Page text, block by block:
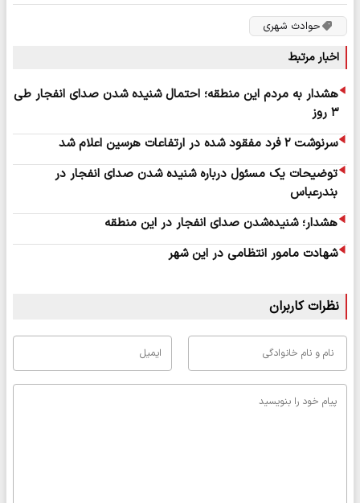
حوادث شهری
اخبار مرتبط
هشدار به مردم این منطقه؛ احتمال شنیده شدن صدای انفجار طی
۳ روز
سرنوشت ۲ فرد مفقود شده در ارتفاعات هرسین اعلام شد
توضیحات یک مسئول درباره شنیده شدن صدای انفجار در
بندرعباس
هشدار؛ شنیده‌شدن صدای انفجار در این منطقه
شهادت مامور انتظامی در این شهر
نظرات کاربران